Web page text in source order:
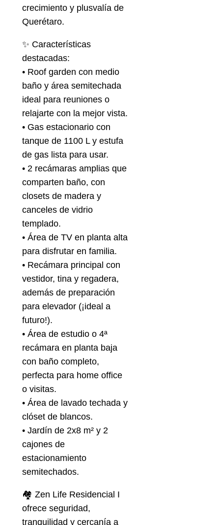
crecimiento y plusvalía de
Querétaro.
✨ Características
destacadas:
• Roof garden con medio
baño y área semitechada
ideal para reuniones o
relajarte con la mejor vista.
• Gas estacionario con
tanque de 1100 L y estufa
de gas lista para usar.
• 2 recámaras amplias que
comparten baño, con
closets de madera y
canceles de vidrio
templado.
• Área de TV en planta alta
para disfrutar en familia.
• Recámara principal con
vestidor, tina y regadera,
además de preparación
para elevador (¡ideal a
futuro!).
• Área de estudio o 4ª
recámara en planta baja
con baño completo,
perfecta para home office
o visitas.
• Área de lavado techada y
clóset de blancos.
• Jardín de 2x8 m² y 2
cajones de
estacionamiento
semitechados.
🏘️ Zen Life Residencial I
ofrece seguridad,
tranquilidad y cercanía a